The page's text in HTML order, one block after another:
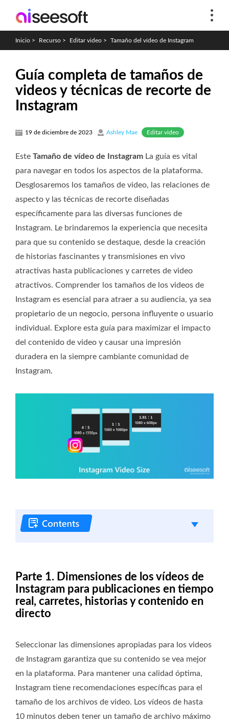
Inicio > Recurso > Editar video > Tamaño del vídeo de Instagram
Guía completa de tamaños de
videos y técnicas de recorte de
Instagram
19 de diciembre de 2023 Ashley Mae Editar video
Este Tamaño de vídeo de Instagram La guía es vital
para navegar en todos los aspectos de la plataforma.
Desglosaremos los tamaños de video, las relaciones de
aspecto y las técnicas de recorte diseñadas
específicamente para las diversas funciones de
Instagram. Le brindaremos la experiencia que necesita
para que su contenido se destaque, desde la creación
de historias fascinantes y transmisiones en vivo
atractivas hasta publicaciones y carretes de video
atractivos. Comprender los tamaños de los videos de
Instagram es esencial para atraer a su audiencia, ya sea
propietario de un negocio, persona influyente o usuario
individual. Explore esta guía para maximizar el impacto
del contenido de video y causar una impresión
duradera en la siempre cambiante comunidad de
Instagram.
Parte 1. Dimensiones de los vídeos de
Instagram para publicaciones en tiempo
real, carretes, historias y contenido en
directo
Seleccionar las dimensiones apropiadas para los videos
de Instagram garantiza que su contenido se vea mejor
en la plataforma. Para mantener una calidad óptima,
Instagram tiene recomendaciones específicas para el
tamaño de los archivos de video. Los vídeos de hasta
10 minutos deben tener un tamaño de archivo máximo